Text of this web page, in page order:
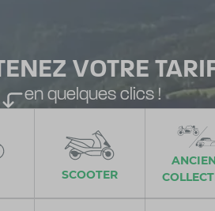
VOTRE
en quelques clics !
SCOOTER